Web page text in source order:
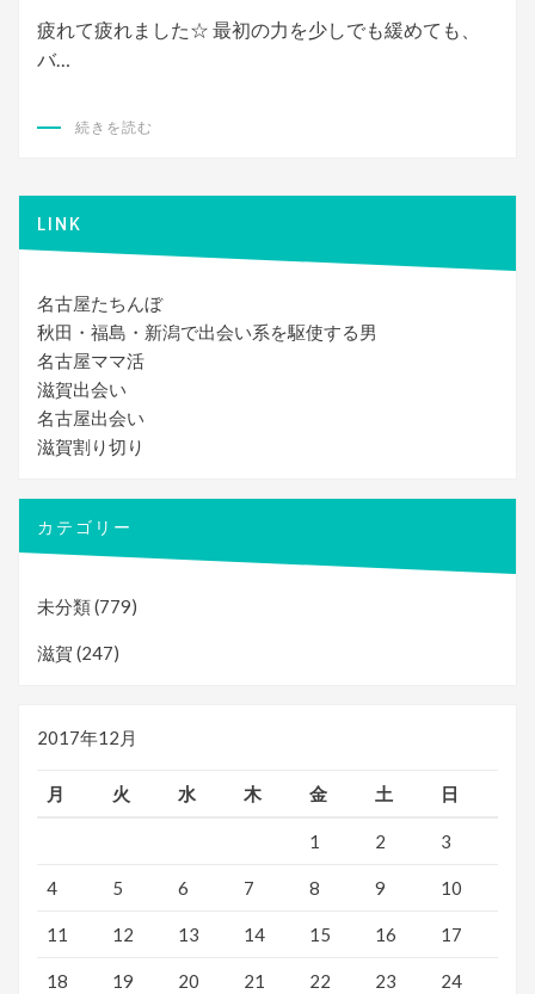
疲れて疲れました☆ 最初の力を少しでも緩めても、
バ…
続きを読む
LINK
名古屋たちんぼ
秋田・福島・新潟で出会い系を駆使する男
名古屋ママ活
滋賀出会い
名古屋出会い
滋賀割り切り
カテゴリー
未分類(779)
滋賀 (247)
2017年12月
月 火 水 木 金 土 日
1 2 3
4 5 6 7 8 9 10
11 12 13 14 15 16 17
18 19 20 21 22 23 24